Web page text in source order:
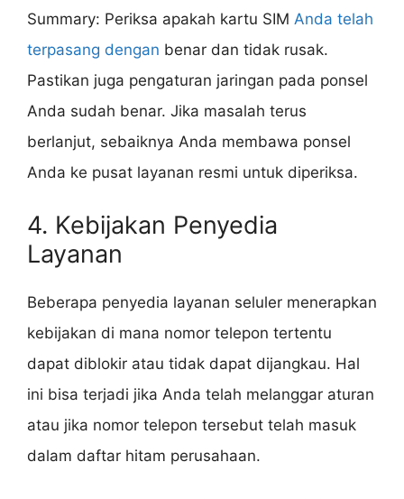
Summary: Periksa apakah kartu SIM Anda telah
terpasang dengan benar dan tidak rusak.
Pastikan juga pengaturan jaringan pada ponsel
Anda sudah benar. Jika masalah terus
berlanjut, sebaiknya Anda membawa ponsel
Anda ke pusat layanan resmi untuk diperiksa.
4. Kebijakan Penyedia
Layanan
Beberapa penyedia layanan seluler menerapkan
kebijakan di mana nomor telepon tertentu
dapat diblokir atau tidak dapat dijangkau. Hal
ini bisa terjadi jika Anda telah melanggar aturan
atau jika nomor telepon tersebut telah masuk
dalam daftar hitam perusahaan.